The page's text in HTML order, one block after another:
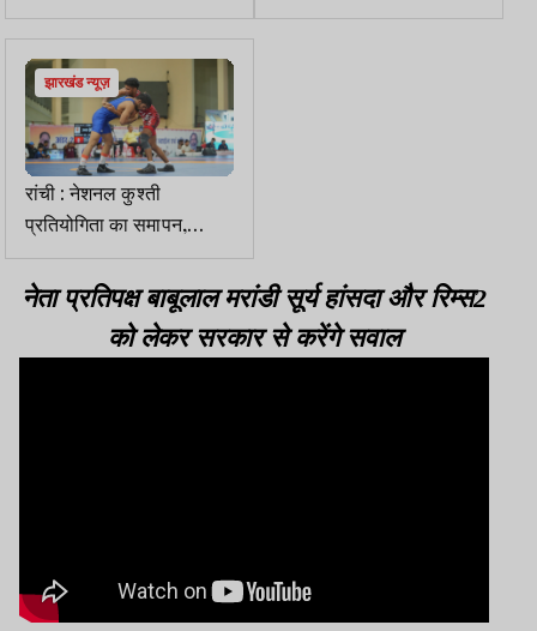
रहे दर्ज
प्रतिनियुक्ति पर जाने का
झारखंड न्यूज़
रांची : नेशनल कुश्ती
प्रतियोगिता का समापन,
झारखंड को मिला एक कांस्य
पदक
नेता प्रतिपक्ष बाबूलाल मरांडी सूर्य हांसदा और रिम्स2
को लेकर सरकार से करेंगे सवाल